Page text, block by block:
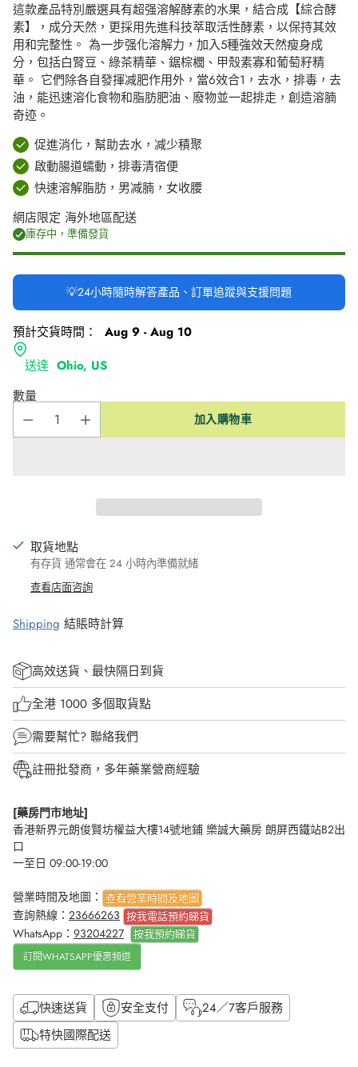
這款產品特別嚴選具有超强溶解酵素的水果，結合成【綜合酵
素】，成分天然，更採用先進科技萃取活性酵素，以保持其效
用和完整性。 為一步强化溶解力，加入5種強效天然瘦身成
分，包括白腎豆、綠茶精華、鋸棕櫚、甲殼素寡和葡萄籽精
華。 它們除各自發揮减肥作用外，當6效合1，去水，排毒，去
油，能迅速溶化食物和脂肪肥油、廢物並一起排走，創造溶腩
奇迹。
促進消化，幫助去水，减少積聚
啟動腸道蠕動，排毒清宿便
快速溶解脂肪，男减腩，女收腰
網店限定 海外地區配送
庫存中，準備發貨
💡24小時隨時解答產品、訂單追蹤與支援問題
預計交貨時間：
Aug 9 - Aug 10
送達 Ohio, US
數量
加入購物車
取貨地點
有存貨 通常會在 24 小時內準備就緒
查看店面咨詢
Shipping 結賬時計算
高效送貨、最快隔日到貨
全港 1000 多個取貨點
需要幫忙? 聯絡我們
註冊批發商，多年藥業營商經驗
[藥房門市地址]
香港新界元朗俊賢坊權益大樓14號地鋪 樂誠大藥房 朗屏西鐵站B2出
口
一至日 09:00-19:00
營業時間及地圖： 查看營業時間及地圖
查詢熱線： 23666263 按我電話預約睇貨
WhatsApp： 93204227 按我預約睇貨
訂閱WHATSAPP優惠頻道
快速送貨 安全支付
24／7客戶服務
特快國際配送